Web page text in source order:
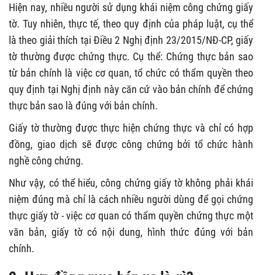
Hiện nay, nhiều người sử dụng khái niệm công chứng giấy
tờ. Tuy nhiên, thực tế, theo quy định của pháp luật, cụ thể
là theo giải thích tại Điều 2 Nghị định 23/2015/NĐ-CP, giấy
tờ thường được chứng thực. Cụ thể: Chứng thực bản sao
từ bản chính là việc cơ quan, tổ chức có thẩm quyền theo
quy định tại Nghị định này căn cứ vào bản chính để chứng
thực bản sao là đúng với bản chính.
Giấy tờ thường được thực hiện chứng thực và chỉ có hợp
đồng, giao dịch sẽ được công chứng bởi tổ chức hành
nghề công chứng.
Như vậy, có thể hiểu, công chứng giấy tờ không phải khái
niệm đúng mà chỉ là cách nhiều người dùng để gọi chứng
thực giấy tờ - việc cơ quan có thẩm quyền chứng thực một
văn bản, giấy tờ có nội dung, hình thức đúng với bản
chính.